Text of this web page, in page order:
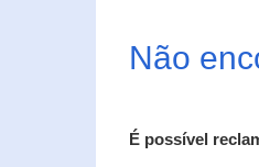
Não
É possível